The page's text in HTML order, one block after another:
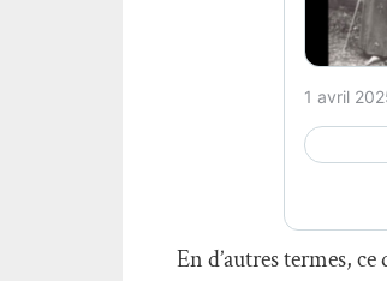
En d’autres termes,